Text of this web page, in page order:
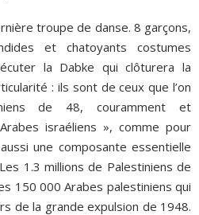
troupe de danse. 8 garçons,
et chatoyants costumes
la Dabke qui clôturera la
: ils sont de ceux que l’on
de 48, couramment et
israéliens », comme pour
une composante essentielle
1.3 millions de Palestiniens de
150 000 Arabes palestiniens qui
de la grande expulsion de 1948.